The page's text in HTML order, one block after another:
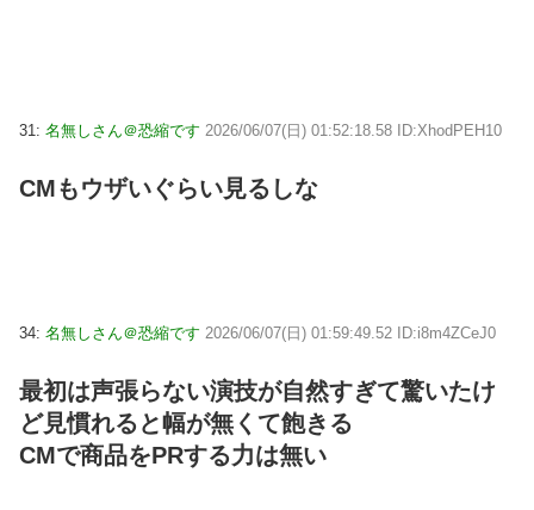
31: 名無しさん＠恐縮です 2026/06/07(日) 01:52:18.58 ID:XhodPEH10
CMもウザいぐらい見るしな
34: 名無しさん＠恐縮です 2026/06/07(日) 01:59:49.52 ID:i8m4ZCeJ0
最初は声張らない演技が自然すぎて驚いたけ
ど見慣れると幅が無くて飽きる
CMで商品をPRする力は無い